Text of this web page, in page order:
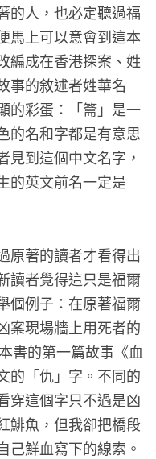
的人，也必定聽過福
馬上可以意會到這本
編成在香港探案、姓
事的敘述者姓華名
的彩蛋：「籥」是一
的名和字都是有意思
見到這個中文名字，
的英文前名一定是
原著的讀者才看得出
讀者覺得這只是福爾
個例子：在原著福爾
案現場牆上用死者的
書的第一篇故事《血
的「仇」字。不同的
穿這個字只不過是凶
鯡魚，但我卻把橋段
己鮮血寫下的線索。